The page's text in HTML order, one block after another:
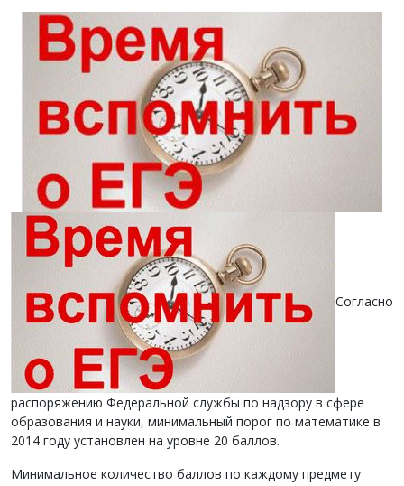
Согласно
распоряжению Федеральной службы по надзору в сфере
образования и науки, минимальный порог по математике в
2014 году установлен на уровне 20 баллов.
Минимальное количество баллов по каждому предмету